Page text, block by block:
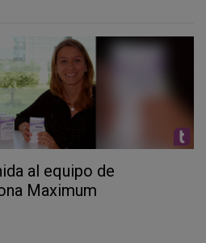
al equipo de
Maximum